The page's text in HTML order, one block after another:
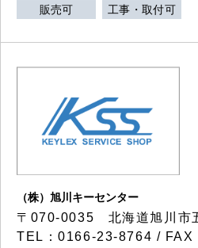
販売可 工事・取付可
（株）旭川キーセンター
〒070-0035 北海道旭川市
TEL：0166-23-8764 /